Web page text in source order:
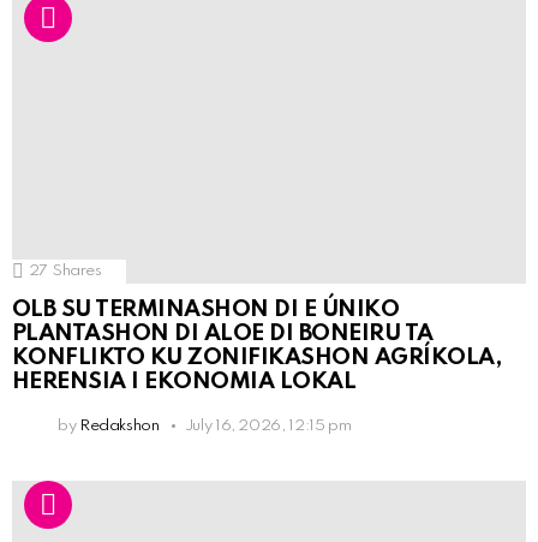
27 Shares
OLB SU TERMINASHON DI E ÚNIKO
PLANTASHON DI ALOE DI BONEIRU TA
KONFLIKTO KU ZONIFIKASHON AGRÍKOLA,
HERENSIA I EKONOMIA LOKAL
by Redakshon July 16, 2026, 12:15 pm